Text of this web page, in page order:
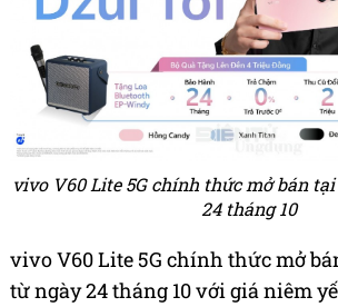
vivo V60 Lite 5G chính thức mở bán
24 tháng 10
vivo V60 Lite 5G chính thức mở
từ ngày 24 tháng 10 với giá niêm